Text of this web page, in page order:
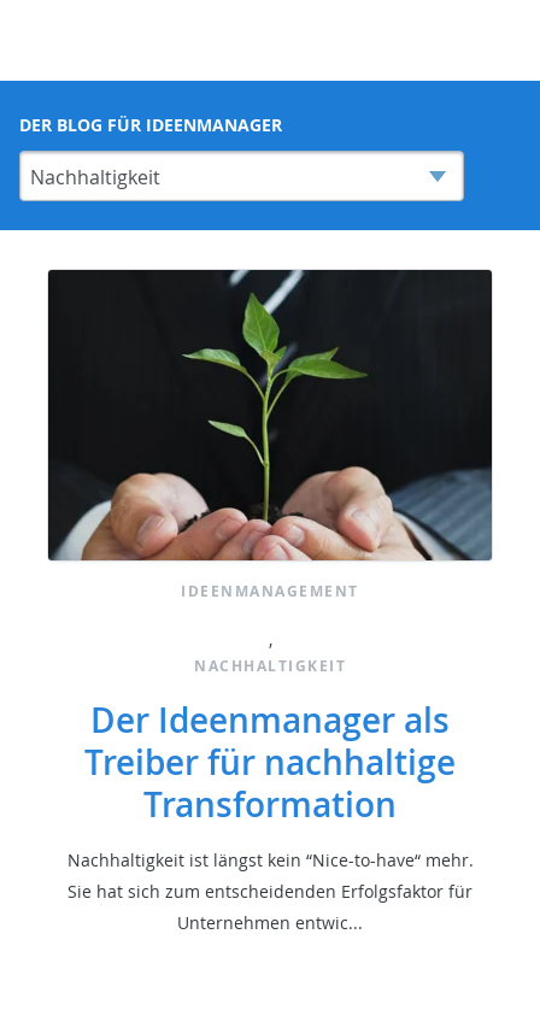
DER BLOG FÜR IDEENMANAGER
IDEENMANAGEMENT
,
NACHHALTIGKEIT
Der Ideenmanager als
Treiber für nachhaltige
Transformation
Nachhaltigkeit ist längst kein “Nice-to-have“ mehr.
Sie hat sich zum entscheidenden Erfolgsfaktor für
Unternehmen entwic...